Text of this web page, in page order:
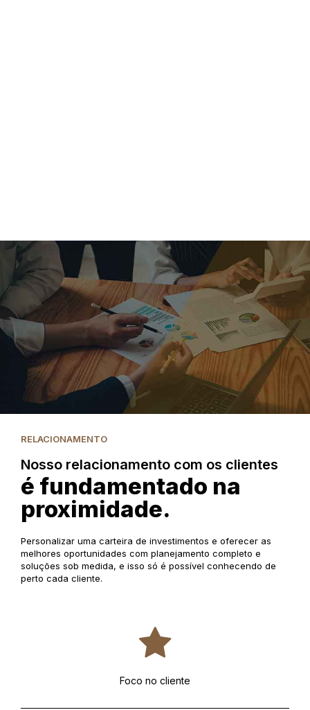
RELACIONAMENTO
Nosso relacionamento com os clientes
é fundamentado na
proximidade.
Personalizar uma carteira de investimentos e oferecer as
melhores oportunidades com planejamento completo e
soluções sob medida, e isso só é possível conhecendo de
perto cada cliente.
Foco no cliente